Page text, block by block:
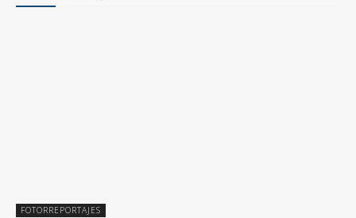
FOTORREPORTAJES